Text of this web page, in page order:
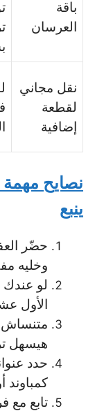
باقة
العرسان
نقل مجاني
لقطعة
إضافية
نصايح
ينبع
حضّر
وخليه
لو عندك
الأول
متنساش
هيسهل
حدد
كمباوند
تابع مع